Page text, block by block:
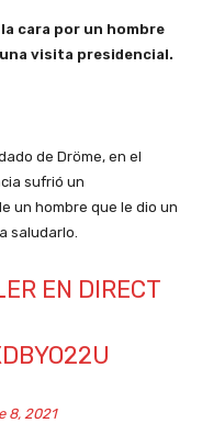
cara por un hombre
visita presidencial.
de Dröme, en el
sufrió un
un hombre que le dio un
saludarlo.
EN DIRECT
8, 2021